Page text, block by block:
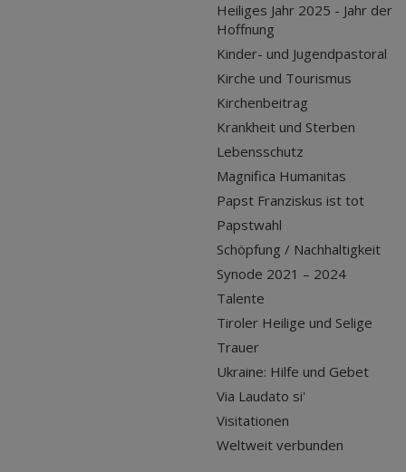
Heiliges Jahr 2025 - Jahr der
Hoffnung
Kinder- und Jugendpastoral
Kirche und Tourismus
Kirchenbeitrag
Krankheit und Sterben
Lebensschutz
Magnifica Humanitas
Papst Franziskus ist tot
Papstwahl
Schöpfung / Nachhaltigkeit
Synode 2021 – 2024
Talente
Tiroler Heilige und Selige
Trauer
Ukraine: Hilfe und Gebet
Via Laudato si'
Visitationen
Weltweit verbunden